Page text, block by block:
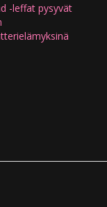
-leffat pysyvät